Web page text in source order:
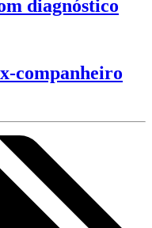
diagnóstico
companheiro